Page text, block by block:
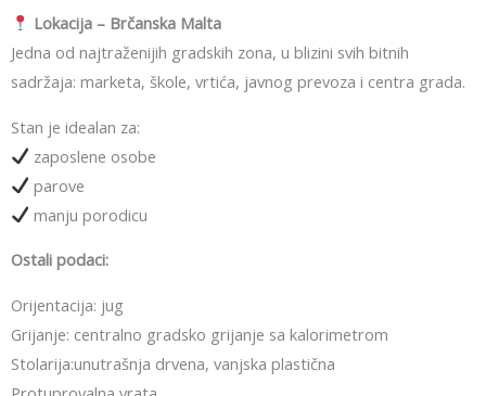
Lokacija – Brčanska Malta
Jedna od najtraženijih gradskih zona, u blizini svih bitnih
sadržaja: marketa, škole, vrtića, javnog prevoza i centra grada.
Stan je idealan za:
zaposlene osobe
parove
manju porodicu
Ostali podaci:
Orijentacija: jug
Grijanje: centralno gradsko grijanje sa kalorimetrom
Stolarija:unutrašnja drvena, vanjska plastična